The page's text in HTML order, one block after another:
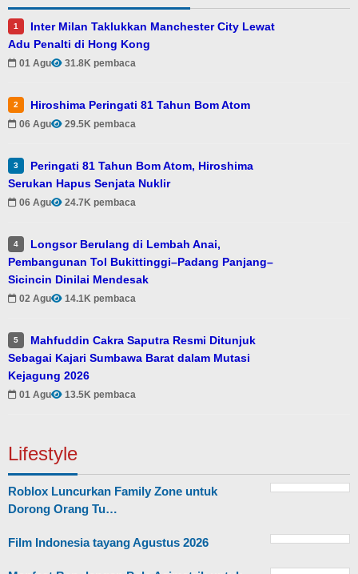
1
Inter Milan Taklukkan Manchester City Lewat
Adu Penalti di Hong Kong
01 Agu 31.8K pembaca
2 Hiroshima Peringati 81 Tahun Bom Atom
06 Agu 29.5K pembaca
3
Peringati 81 Tahun Bom Atom, Hiroshima
Serukan Hapus Senjata Nuklir
06 Agu 24.7K pembaca
4
Longsor Berulang di Lembah Anai,
Pembangunan Tol Bukittinggi–Padang Panjang–
Sicincin Dinilai Mendesak
02 Agu 14.1K pembaca
5
Mahfuddin Cakra Saputra Resmi Ditunjuk
Sebagai Kajari Sumbawa Barat dalam Mutasi
Kejagung 2026
01 Agu 13.5K pembaca
Lifestyle
Roblox Luncurkan Family Zone untuk
Dorong Orang Tu…
Film Indonesia tayang Agustus 2026